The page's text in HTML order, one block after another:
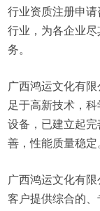
行业资质注册申
行业，为各企业
务。
广西鸿运文化有
足于高新技术，
设备，已建立起
善，性能质量稳定
广西鸿运文化有
客户提供综合的